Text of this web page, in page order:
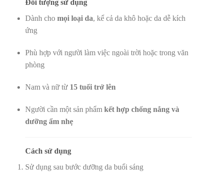
Đối tượng sử dụng
Dành cho mọi loại da, kể cả da khô hoặc da dễ kích
ứng
Phù hợp với người làm việc ngoài trời hoặc trong văn
phòng
Nam và nữ từ 15 tuổi trở lên
Người cần một sản phẩm kết hợp chống nắng và
dưỡng ẩm nhẹ
Cách sử dụng
Sử dụng sau bước dưỡng da buổi sáng